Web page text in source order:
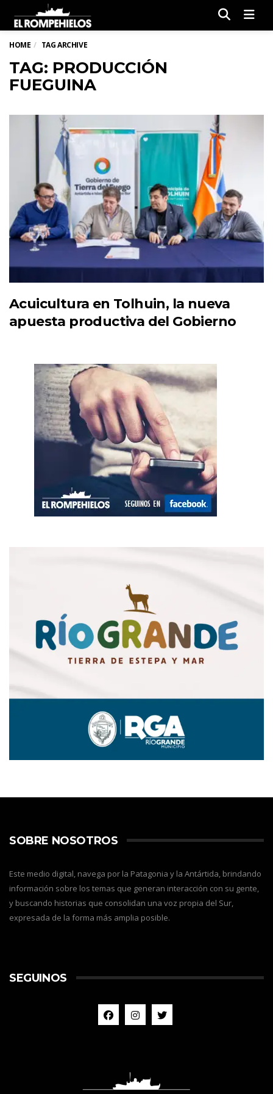
HOME TAG ARCHIVE
TAG: PRODUCCIÓN
FUEGUINA
Acuicultura en Tolhuin, la nueva
apuesta productiva del Gobierno
SOBRE NOSOTROS
Este medio digital, navega por la Patagonia y la Antártida, brindando
información sobre los temas que generan interacción con su gente,
y buscando historias que consolidan una voz propia del Sur,
expresada de la forma más amplia posible.
SEGUINOS